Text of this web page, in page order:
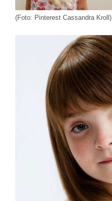
(Foto: Pinterest Cassandra Kroll)